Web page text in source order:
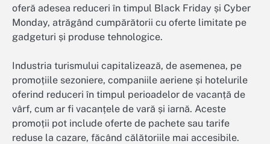
oferă adesea reduceri în timpul Black Friday și Cyber
Monday, atrăgând cumpărătorii cu oferte limitate pe
gadgeturi și produse tehnologice.
Industria turismului capitalizează, de asemenea, pe
promoțiile sezoniere, companiile aeriene și hotelurile
oferind reduceri în timpul perioadelor de vacanță de
vârf, cum ar fi vacanțele de vară și iarnă. Aceste
promoții pot include oferte de pachete sau tarife
reduse la cazare, făcând călătoriile mai accesibile.